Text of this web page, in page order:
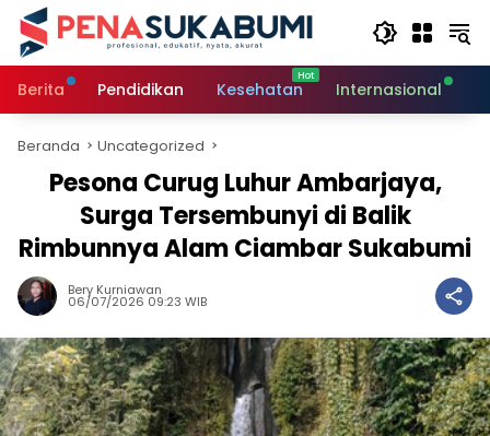
Langsung
konten
Berita
Pendidikan Kesehatan Internasional
Beranda Uncategorized
Pesona Curug Luhur Ambarjaya,
Surga Tersembunyi di Balik
Rimbunnya Alam Ciambar Sukabumi
Bery Kurniawan
06/07/2026 09:23 WIB